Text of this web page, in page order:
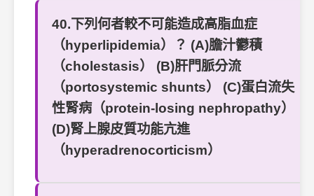
40.下列何者較不可能造成高脂血症
（hyperlipidemia）？ (A)膽汁鬱積
（cholestasis） (B)肝門脈分流
（portosystemic shunts） (C)蛋白流失
性腎病（protein-losing nephropathy）
(D)腎上腺皮質功能亢進
（hyperadrenocorticism）